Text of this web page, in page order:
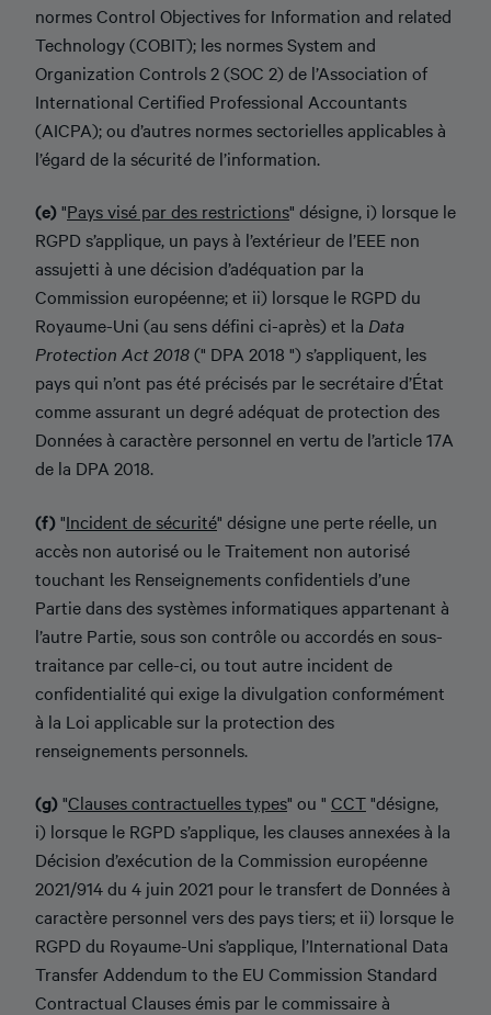
normes Control Objectives for Information and related
Technology (COBIT); les normes System and
Organization Controls 2 (SOC 2) de l’Association of
International Certified Professional Accountants
(AICPA); ou d’autres normes sectorielles applicables à
l’égard de la sécurité de l’information.
(e)"Pays visé par des restrictions" désigne, i) lorsque le
RGPD s’applique, un pays à l’extérieur de l’EEE non
assujetti à une décision d’adéquation par la
Commission européenne; et ii) lorsque le RGPD du
Royaume-Uni (au sens défini ci-après) et la Data
Protection Act 2018(" DPA 2018 ") s’appliquent, les
pays qui n’ont pas été précisés par le secrétaire d’État
comme assurant un degré adéquat de protection des
Données à caractère personnel en vertu de l’article 17A
de la DPA 2018.
(f)"Incident de sécurité" désigne une perte réelle, un
accès non autorisé ou le Traitement non autorisé
touchant les Renseignements confidentiels d’une
Partie dans des systèmes informatiques appartenant à
l’autre Partie, sous son contrôle ou accordés en sous-
traitance par celle-ci, ou tout autre incident de
confidentialité qui exige la divulgation conformément
à la Loi applicable sur la protection des
renseignements personnels.
(g)"Clauses contractuelles types" ou " CCT"désigne,
i) lorsque le RGPD s’applique, les clauses annexées à la
Décision d’exécution de la Commission européenne
2021/914 du 4 juin 2021 pour le transfert de Données à
caractère personnel vers des pays tiers; et ii) lorsque le
RGPD du Royaume-Uni s’applique, l’International Data
Transfer Addendum to the EU Commission Standard
Contractual Clauses émis par le commissaire à